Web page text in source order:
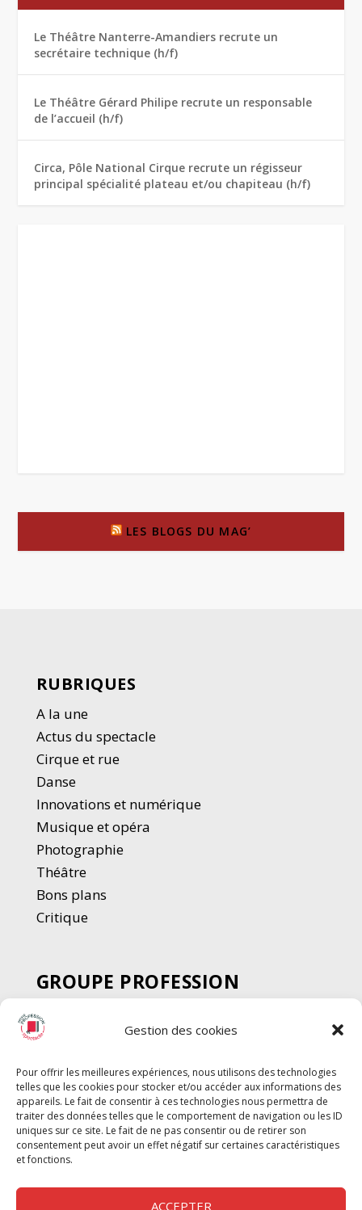
Gestion des cookies
Pour offrir les meilleures expériences, nous utilisons des technologies
telles que les cookies pour stocker et/ou accéder aux informations des
appareils. Le fait de consentir à ces technologies nous permettra de
traiter des données telles que le comportement de navigation ou les ID
uniques sur ce site. Le fait de ne pas consentir ou de retirer son
consentement peut avoir un effet négatif sur certaines caractéristiques
et fonctions.
ACCEPTER
Le Théâtre Nanterre-Amandiers recrute un
secrétaire technique (h/f)
Le Théâtre Gérard Philipe recrute un responsable
de l’accueil (h/f)
Circa, Pôle National Cirque recrute un régisseur
principal spécialité plateau et/ou chapiteau (h/f)
LES BLOGS DU MAG’
RUBRIQUES
A la une
Actus du spectacle
Cirque et rue
Danse
Innovations et numérique
Musique et opéra
Photographie
Théâtre
Bons plans
Critique
GROUPE PROFESSION
SPECTACLE
Chèque Intermittents
Chèque Compta
Chèque Emploi Spectacle
G-Pods
Profession Audio-visuel